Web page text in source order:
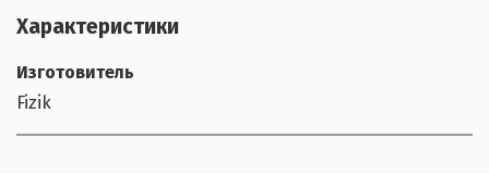
Характеристики
Изготовитель
Fizik